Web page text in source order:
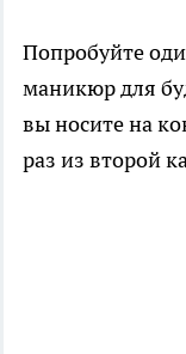
Попробуйте
маникюр для
вы носите на
раз из второй